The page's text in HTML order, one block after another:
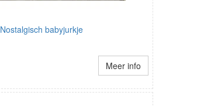
Nostalgisch babyjurkje
Meer info